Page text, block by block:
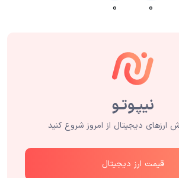
۰ ۰
ارزهای دیجیتال از امروز شروع کنید
قیمت ارز دیجیتال